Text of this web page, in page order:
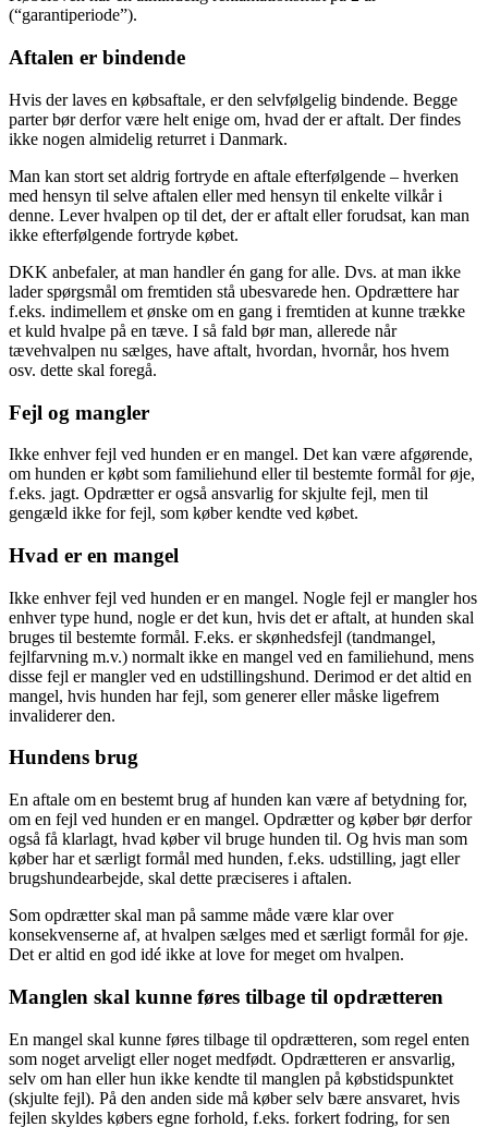
(“garantiperiode”).
Aftalen er bindende
Hvis der laves en købsaftale, er den selvfølgelig bindende. Begge
parter bør derfor være helt enige om, hvad der er aftalt. Der findes
ikke nogen almidelig returret i Danmark.
Man kan stort set aldrig fortryde en aftale efterfølgende – hverken
med hensyn til selve aftalen eller med hensyn til enkelte vilkår i
denne. Lever hvalpen op til det, der er aftalt eller forudsat, kan man
ikke efterfølgende fortryde købet.
DKK anbefaler, at man handler én gang for alle. Dvs. at man ikke
lader spørgsmål om fremtiden stå ubesvarede hen. Opdrættere har
f.eks. indimellem et ønske om en gang i fremtiden at kunne trække
et kuld hvalpe på en tæve. I så fald bør man, allerede når
tævehvalpen nu sælges, have aftalt, hvordan, hvornår, hos hvem
osv. dette skal foregå.
Fejl og mangler
Ikke enhver fejl ved hunden er en mangel. Det kan være afgørende,
om hunden er købt som familiehund eller til bestemte formål for øje,
f.eks. jagt. Opdrætter er også ansvarlig for skjulte fejl, men til
gengæld ikke for fejl, som køber kendte ved købet.
Hvad er en mangel
Ikke enhver fejl ved hunden er en mangel. Nogle fejl er mangler hos
enhver type hund, nogle er det kun, hvis det er aftalt, at hunden skal
bruges til bestemte formål. F.eks. er skønhedsfejl (tandmangel,
fejlfarvning m.v.) normalt ikke en mangel ved en familiehund, mens
disse fejl er mangler ved en udstillingshund. Derimod er det altid en
mangel, hvis hunden har fejl, som generer eller måske ligefrem
invaliderer den.
Hundens brug
En aftale om en bestemt brug af hunden kan være af betydning for,
om en fejl ved hunden er en mangel. Opdrætter og køber bør derfor
også få klarlagt, hvad køber vil bruge hunden til. Og hvis man som
køber har et særligt formål med hunden, f.eks. udstilling, jagt eller
brugshundearbejde, skal dette præciseres i aftalen.
Som opdrætter skal man på samme måde være klar over
konsekvenserne af, at hvalpen sælges med et særligt formål for øje.
Det er altid en god idé ikke at love for meget om hvalpen.
Manglen skal kunne føres tilbage til opdrætteren
En mangel skal kunne føres tilbage til opdrætteren, som regel enten
som noget arveligt eller noget medfødt. Opdrætteren er ansvarlig,
selv om han eller hun ikke kendte til manglen på købstidspunktet
(skjulte fejl). På den anden side må køber selv bære ansvaret, hvis
fejlen skyldes købers egne forhold, f.eks. forkert fodring, for sen